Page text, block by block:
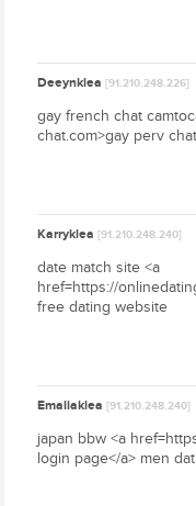
Deeynklea[91.210.248.226]
gay french chat
chat.com>gay perv
Karryklea[91.210.248.240]
date match site <a
href=https://
free dating website
Emaliaklea[91.210.248.240]
japan bbw <a
login page</a> men